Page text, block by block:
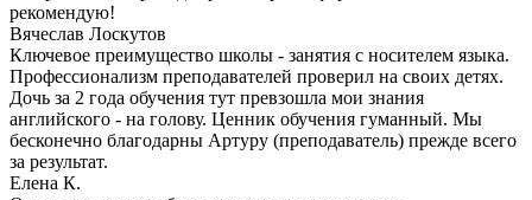
рекомендую!
Вячеслав Лоскутов
Ключевое преимущество школы - занятия с носителем языка.
Профессионализм преподавателей проверил на своих детях.
Дочь за 2 года обучения тут превзошла мои знания
английского - на голову. Ценник обучения гуманный. Мы
бесконечно благодарны Артуру (преподаватель) прежде всего
за результат.
Елена К.